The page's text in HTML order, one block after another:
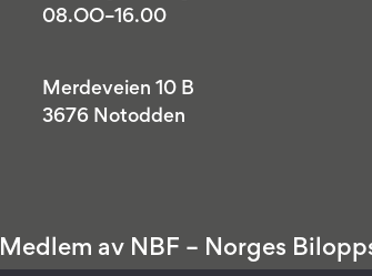
08.OO–16.00
Merdeveien 10 B
3676 Notodden
Medlem av NBF – Norges